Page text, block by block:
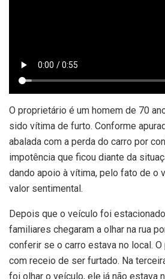
O proprietário é um homem de 70
sido vítima de furto. Conforme
abalada com a perda do carro por
impotência que ficou diante da
dando apoio à vítima, pelo fato de o
valor sentimental.
Depois que o veículo foi
familiares chegaram a olhar na rua
conferir se o carro estava no local.
com receio de ser furtado. Na
foi olhar o veículo, ele já não estava